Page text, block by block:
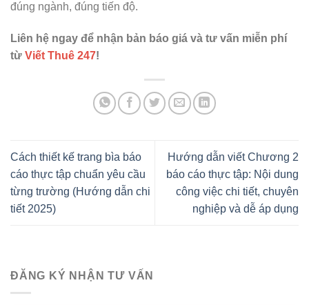
đúng ngành, đúng tiến độ.
Liên hệ ngay để nhận bản báo giá và tư vấn miễn phí
từ Viết Thuê 247!
Cách thiết kế trang bìa báo
cáo thực tập chuẩn yêu cầu
từng trường (Hướng dẫn chi
tiết 2025)
Hướng dẫn viết Chương 2
báo cáo thực tập: Nội dung
công việc chi tiết, chuyên
nghiệp và dễ áp dụng
ĐĂNG KÝ NHẬN TƯ VẤN